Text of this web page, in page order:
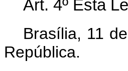
Art. 4º Esta
Brasília, 11
República.